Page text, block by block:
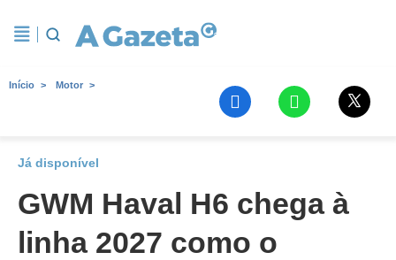
Início Motor
Já disponível
GWM Haval H6 chega à
linha 2027 como o